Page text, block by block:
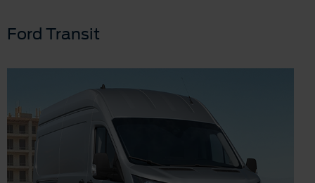
Ford Transit